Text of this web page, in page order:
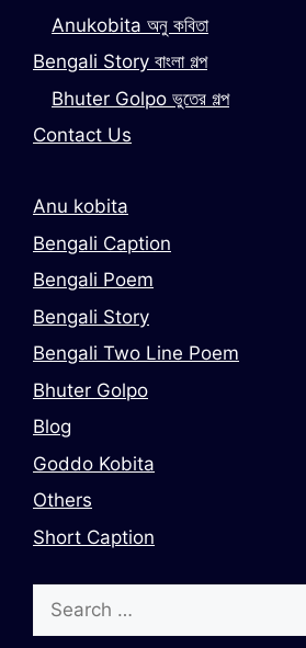
Anukobita অনু কবিতা
Bengali Story বাংলা গল্প
Bhuter Golpo ভুতের গল্প
Contact Us
Anu kobita
Bengali Caption
Bengali Poem
Bengali Story
Bengali Two Line Poem
Bhuter Golpo
Blog
Goddo Kobita
Others
Short Caption
for: